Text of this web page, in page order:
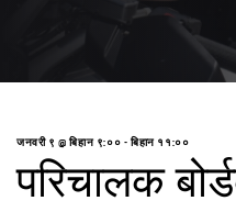
जनवरी ९ @ बिहान ९:०० -बिहान ११:००
परिचालक